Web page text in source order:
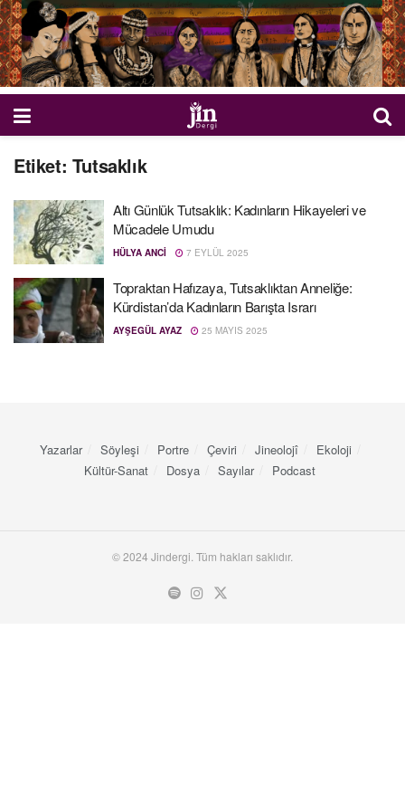
Etiket: Tutsaklık
Altı Günlük Tutsaklık: Kadınların Hikayeleri ve
Mücadele Umudu
HÜLYA ANCI 7 EYLÜL 2025
Topraktan Hafızaya, Tutsaklıktan Anneliğe:
Kürdistan’da Kadınların Barışta Israrı
AYŞEGÜL AYAZ 25 MAYIS 2025
Yazarlar Söyleşi Portre Çeviri Jineolojî
Ekoloji
Kültür-Sanat
Dosya Sayılar Podcast
© 2024 Jindergi. Tüm hakları saklıdır.